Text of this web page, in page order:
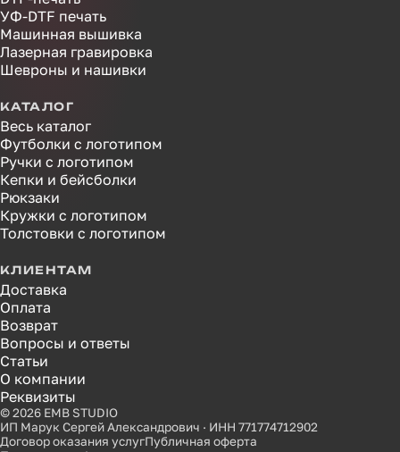
УФ-DTF печать
Машинная вышивка
Лазерная гравировка
Шевроны и нашивки
КАТАЛОГ
Весь каталог
Футболки с логотипом
Ручки с логотипом
Кепки и бейсболки
Рюкзаки
Кружки с логотипом
Толстовки с логотипом
КЛИЕНТАМ
Доставка
Оплата
Возврат
Вопросы и ответы
Статьи
О компании
Реквизиты
© 2026 EMB STUDIO
ИП Марук Сергей Александрович · ИНН 771774712902
Договор оказания услугПубличная оферта